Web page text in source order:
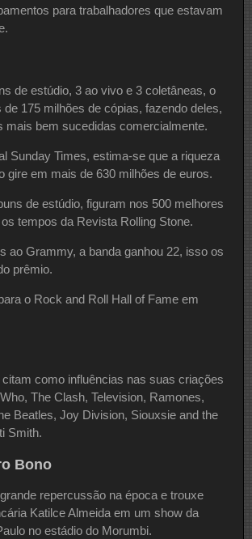
para trabalhadores que estavam
de estúdio, 3 ao vivo e 3 coletâneas, o
de 175 milhões de cópias, fazendo deles,
mais bem sucedidas comercialmente.
Sunday Times, estima-se que a riqueza
gire em mais de 630 milhões de euros.
de estúdio, figuram nos 500 melhores
tempos da Revista Rolling Stone.
ao Grammy, a banda ganhou 22, isso os
prêmio.
o Rock and Roll Hall of Fame em
como influências nas suas criações
The Clash, Television, Ramones,
Beatles, Joy Division, Siouxsie and the
Smith.
Bono
repercussão na época e trouxe
Katilce Almeida em um show da
no estádio do Morumbi.